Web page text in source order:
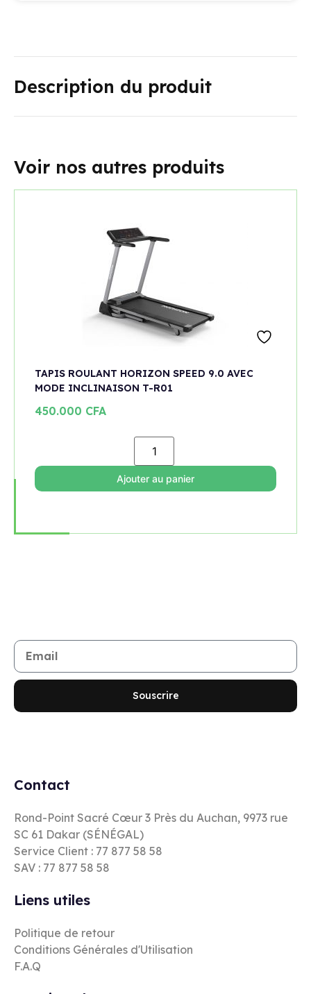
Description du produit
Voir nos autres produits
TAPIS ROULANT HORIZON SPEED 9.0 AVEC
MODE INCLINAISON T-R01
450.000 CFA
Ajouter au panier
Souscrire
Contact
Rond-Point Sacré Cœur 3 Près du Auchan, 9973 rue
SC 61 Dakar (SÉNÉGAL)
Service Client : 77 877 58 58
SAV : 77 877 58 58
Liens utiles
Politique de retour
Conditions Générales d'Utilisation
F.A.Q